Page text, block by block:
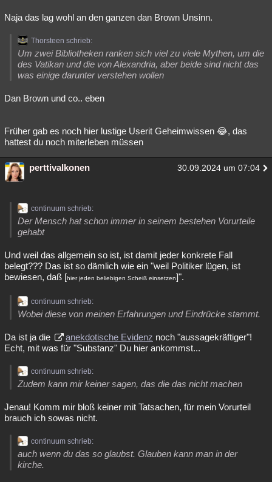
Naja das lag wohl an den ganzen dan Brown Unsinn.
Thorsteen schrieb:
Um zwei Bibliotheken ranken sich viel zu viele Mythen, um die
des Vatikan und die von Alexandria, aber beide sind nicht das
was einige darunter verstehen wollen
Dan Brown und co.. eben
Früher gab es noch hier lustige Userit Geheimwissen 😂, das
hattest du noch miterleben müssen
perttivalkonen 30.09.2024 um 07:04
continuum schrieb:
Der Mensch hat schon immer in seinem bestehen Vorurteile
gehabt
Und weil das allgemein so ist, ist damit jeder konkrete Fall
belegt??? Das ist so dämlich wie ein "weil Politiker lügen, ist
bewiesen, daß [hier jeden beliebigen Scheiß einsetzen]".
continuum schrieb:
Wobei diese von meinen Erfahrungen und Eindrücke stammt.
Da ist ja die anekdotische Evidenz noch "aussagekräftiger"!
Echt, mit was für "Substanz" Du hier ankommst...
continuum schrieb:
Zudem kann mir keiner sagen, das die das nicht machen
Jenau! Komm mir bloß keiner mit Tatsachen, für mein Vorurteil
brauch ich sowas nicht.
continuum schrieb:
auch wenn du das so glaubst. Glauben kann man in der
kirche.